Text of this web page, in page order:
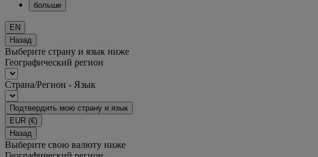
больше
EN
Назад
Выберите страну и язык ниже
Географический регион
Страна/Регион - Язык
Подтвердить мою страну и язык
EUR (€)
Назад
Выберите свою валюту ниже